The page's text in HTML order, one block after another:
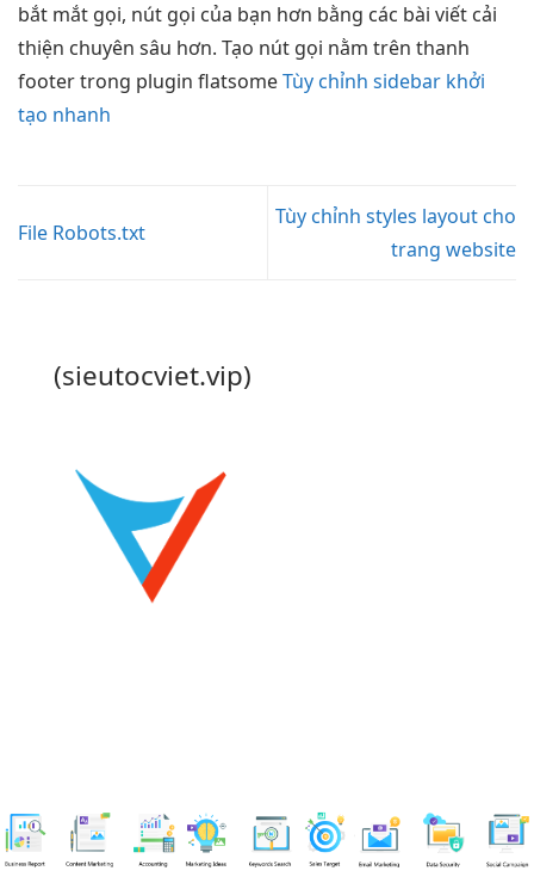
bắt mắt gọi, nút gọi của bạn hơn bằng các bài viết cải
thiện chuyên sâu hơn. Tạo nút gọi nằm trên thanh
footer trong plugin flatsomeTùy chỉnh sidebar khởi
tạo nhanh
File Robots.txt
Tùy chỉnh styles layout cho
trang website
(sieutocviet.vip)